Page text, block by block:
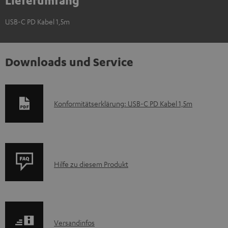
USB-C PD Kabel 1,5m
Downloads und Service
D
m
Konformitätserklärung: USB-C PD Kabel 1,5m
P
Hilfe zu diesem Produkt
I
Versandinfos